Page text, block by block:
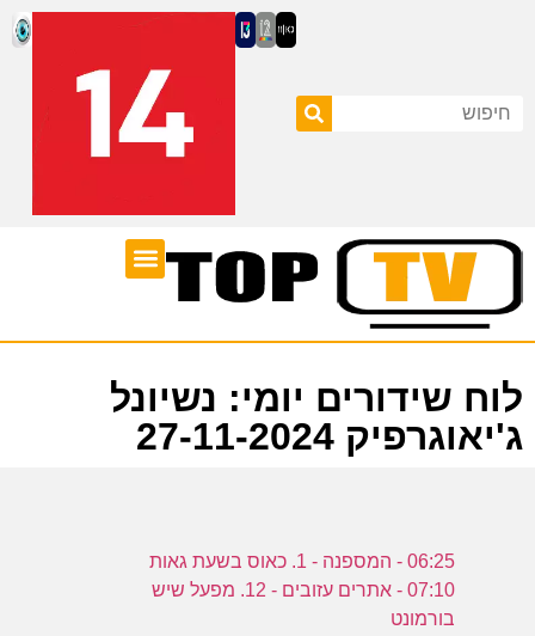
לוח שידורים יומי: נשיונל
ג'יאוגרפיק 27-11-2024
06:25 - המספנה - 1. כאוס בשעת גאות
07:10 - אתרים עזובים - 12. מפעל שיש
בורמונט